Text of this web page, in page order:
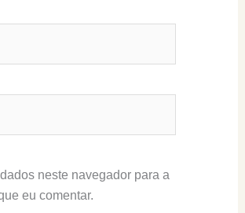
neste navegador para a
eu comentar.